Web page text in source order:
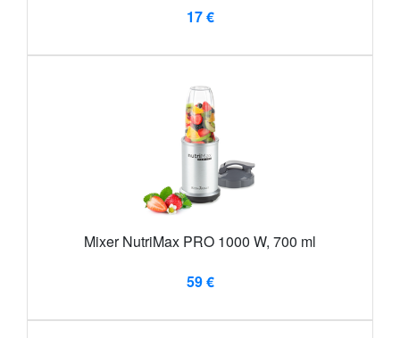
17 €
Mixer NutriMax PRO 1000 W, 700 ml
59 €